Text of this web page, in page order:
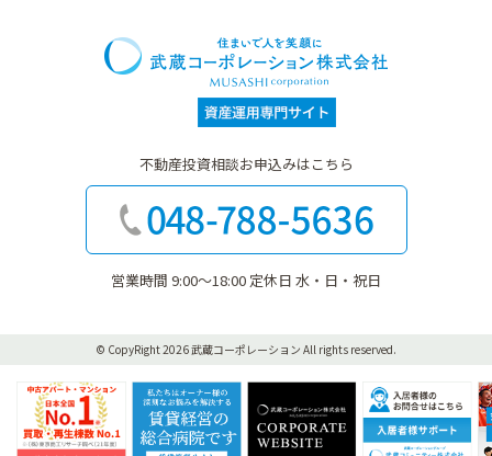
不動産投資相談お申込みはこちら
営業時間 9:00〜18:00 定休日 水・日・祝日
© CopyRight 2026 武蔵コーポレーション All rights reserved.
不動産売却専門サイト CORPORATE WEBSITE